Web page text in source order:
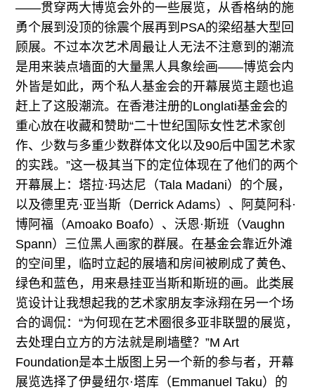
——贯穿两大博览会外的一些展览，从香格纳的施
勇个展到没顶的徐震个展再到PSA的梁绍基大型回
顾展。不过本次艺术周最让人无法不注意到的潮流
是用来装点墙面的大量黑人具象绘画——博览会内
外皆是如此，两个私人基金会的开幕展览主题也追
赶上了这股潮流。在香港注册的Longlati基金会的
重心放在收藏和赞助“二十世纪国际女性艺术家创
作、少数与多重少数群体文化以及90后中国艺术家
的实践。”这一极其当下的定位体现在了他们的两个
开幕展上：塔拉·玛达尼（Tala Madani）的个展，
以及德里克·亚当斯（Derrick Adams）、阿莫阿科·
博阿福（Amoako Boafo）、沃恩·斯班（Vaughn
Spann）三位黑人画家的群展。在基金会靠近外滩
的空间里，临时立起的展墙和房间被刷成了黄色、
绿色和蓝色，用来悬挂亚当斯和斯班的画。此类展
览设计让我想起我的艺术家朋友李泳翔在另一个场
合的调侃：“为何现在艺术圈很多亚非联盟的展览，
去处理白立方的方法就是刷墙壁？”M Art
Foundation是本土版图上另一个新的参与者，开幕
展览选择了伊曼纽尔·塔库（Emmanuel Taku）的